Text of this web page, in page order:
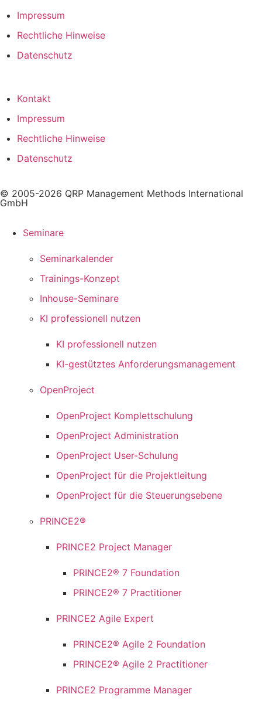
Impressum
Rechtliche Hinweise
Datenschutz
Kontakt
Impressum
Rechtliche Hinweise
Datenschutz
© 2005-2026 QRP Management Methods International
GmbH
Seminare
Seminarkalender
Trainings-Konzept
Inhouse-Seminare
KI professionell nutzen
KI professionell nutzen
KI-gestütztes Anforderungsmanagement
OpenProject
OpenProject Komplettschulung
OpenProject Administration
OpenProject User-Schulung
OpenProject für die Projektleitung
OpenProject für die Steuerungsebene
PRINCE2®
PRINCE2 Project Manager
PRINCE2® 7 Foundation
PRINCE2® 7 Practitioner
PRINCE2 Agile Expert
PRINCE2® Agile 2 Foundation
PRINCE2® Agile 2 Practitioner
PRINCE2 Programme Manager